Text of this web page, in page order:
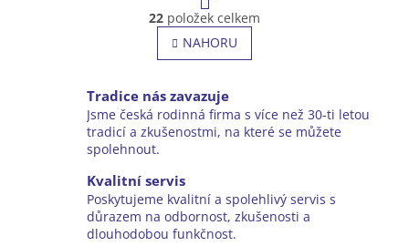
O
v
l
á
a
c
í
k
y
v
r
á
n
k
v
á
n
í
22 položek celkem
NAHORU
Tradice nás zavazuje
Jsme česká rodinná firma s více než 30-ti letou
tradicí a zkušenostmi, na které se můžete
spolehnout.
Kvalitní servis
Poskytujeme kvalitní a spolehlivý servis s
důrazem na odbornost, zkušenosti a
dlouhodobou funkčnost.